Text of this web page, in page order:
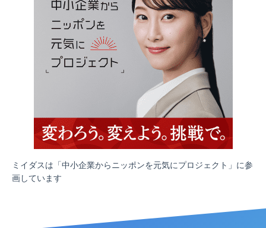
ミイダスは「中小企業からニッポンを元気にプロジェクト」に参
画しています